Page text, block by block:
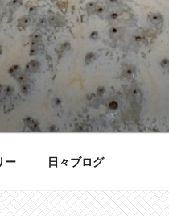
ー 日々ブログ